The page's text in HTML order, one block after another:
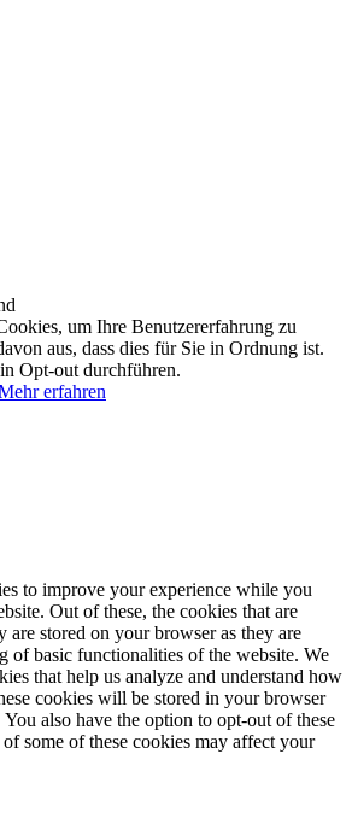
um Ihre Benutzererfahrung zu
aus, dass dies für Sie in Ordnung ist.
Opt-out durchführen.
erfahren
to improve your experience while you
Out of these, the cookies that are
are stored on your browser as they are
of basic functionalities of the website. We
that help us analyze and understand how
cookies will be stored in your browser
also have the option to opt-out of these
some of these cookies may affect your